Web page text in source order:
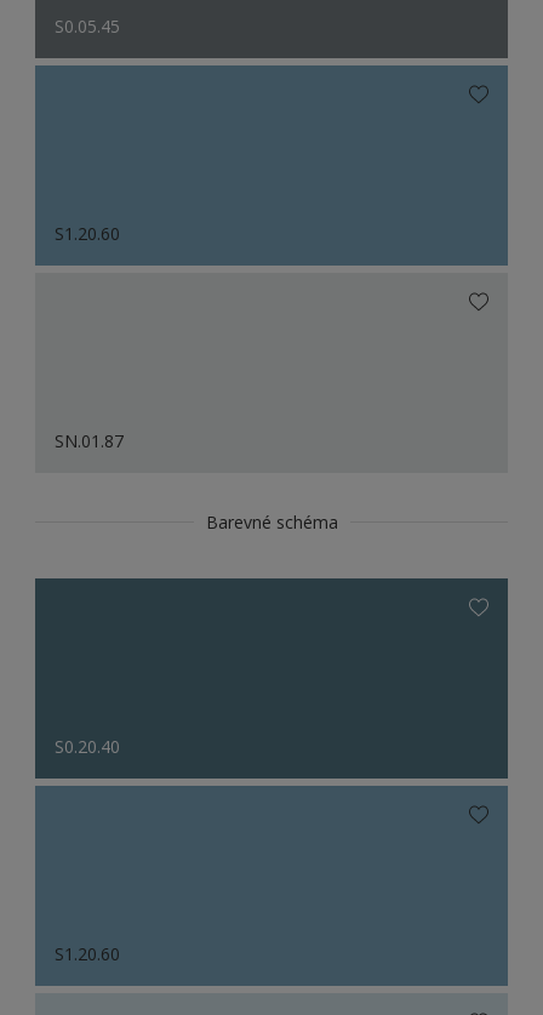
S0.05.45
S1.20.60
SN.01.87
Barevné schéma
S0.20.40
S1.20.60